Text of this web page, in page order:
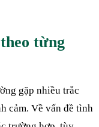
từng
gặp nhiều trắc
cảm. Về vấn đề tình